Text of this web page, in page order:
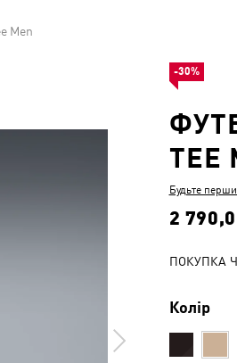
Men
TEE
Будьте
2
ПОКУПКА
Колір
-30%